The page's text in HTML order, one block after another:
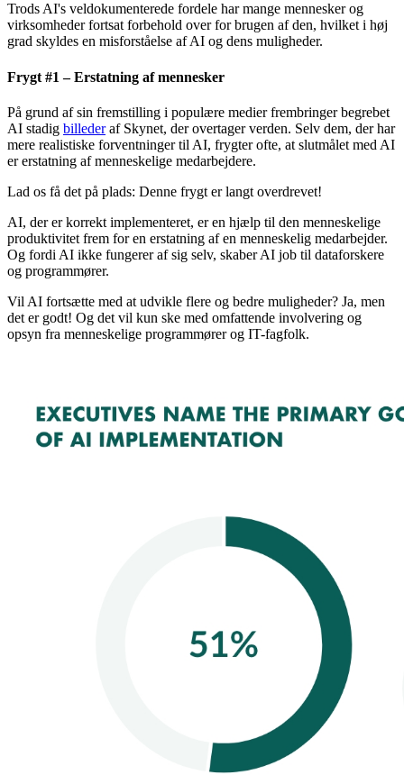
Trods AI's veldokumenterede fordele har mange mennesker og
virksomheder fortsat forbehold over for brugen af den, hvilket i høj
grad skyldes en misforståelse af AI og dens muligheder.
Frygt #1 – Erstatning af mennesker
På grund af sin fremstilling i populære medier frembringer begrebet
AI stadig billederaf Skynet, der overtager verden. Selv dem, der har
mere realistiske forventninger til AI, frygter ofte, at slutmålet med AI
er erstatning af menneskelige medarbejdere.
Lad os få det på plads: Denne frygt er langt overdrevet!
AI, der er korrekt implementeret, er en hjælp til den menneskelige
produktivitet frem for en erstatning af en menneskelig medarbejder.
Og fordi AI ikke fungerer af sig selv, skaber AI job til dataforskere
og programmører.
Vil AI fortsætte med at udvikle flere og bedre muligheder? Ja, men
det er godt! Og det vil kun ske med omfattende involvering og
opsyn fra menneskelige programmører og IT-fagfolk.